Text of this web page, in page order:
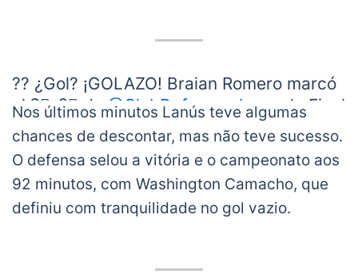
?? ¿Gol? ¡GOLAZO! Braian Romero marcó
el 2⃣-0⃣ de@ClubDefensayJusen la Final
de la CONMEBOL
#Sudamericana
⚽️?? Con una sutil definición, el delantero
logró su ? gol en 9⃣ partidos y gritó
campeón con el Halcón de
Nos últimos minutos Lanús teve algumas
chances de descontar, mas não teve sucesso.
O defensa selou a vitória e o campeonato aos
92 minutos, com Washington Camacho, que
definiu com tranquilidade no gol vazio.